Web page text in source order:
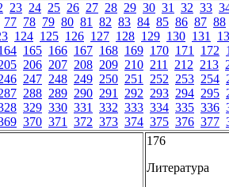
23 24 25 26 27 28 29 30 31 32 33
77 78 79 80 81 82 83 84 85 86 87 88
124 125 126 127 128 129 130 131
165 166 167 168 169 170 171 172
206 207 208 209 210 211 212 213
247 248 249 250 251 252 253 254
288 289 290 291 292 293 294 295
329 330 331 332 333 334 335 336
370 371 372 373 374 375 376 377
176
Литература